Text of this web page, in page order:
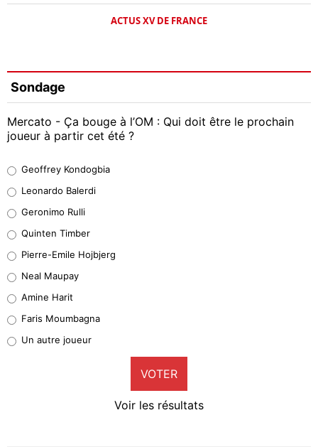
ACTUS XV DE FRANCE
Sondage
Mercato - Ça bouge à l’OM : Qui doit être le prochain
joueur à partir cet été ?
38%
32%
5%
1%
9%
Geoffrey Kondogbia
Leonardo Balerdi
Geronimo Rulli
Quinten Timber
Pierre-Emile Hojbjerg
Neal Maupay
Amine Harit
Faris Moumbagna
Un autre joueur
VOTER
Voir les résultats